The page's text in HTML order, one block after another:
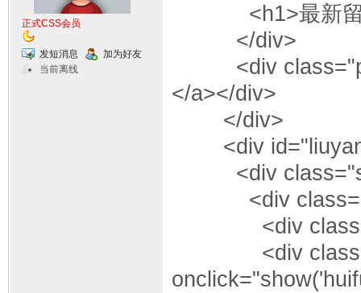
正式CSS会员
发短消息
加为好友
当前离线
<h1>最新留
</div>
<div class="pic-
</a></div>
</div>
<div
<div
<div
<div
<div